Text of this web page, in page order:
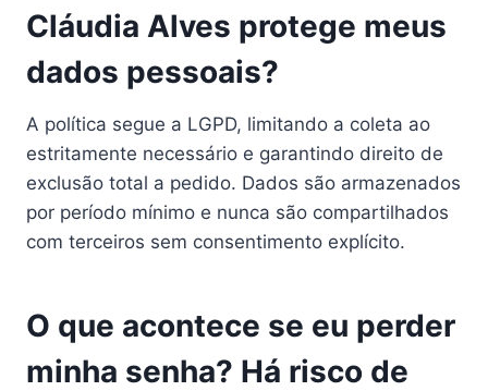
Cláudia Alves protege meus
dados pessoais?
A política segue a LGPD, limitando a coleta ao
estritamente necessário e garantindo direito de
exclusão total a pedido. Dados são armazenados
por período mínimo e nunca são compartilhados
com terceiros sem consentimento explícito.
O que acontece se eu perder
minha senha? Há risco de